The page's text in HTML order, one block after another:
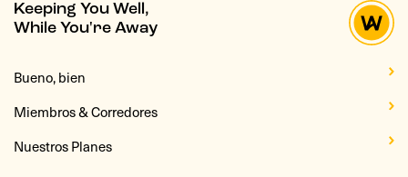
Keeping You Well,
While You're Away
Bueno, bien
Miembros & Corredores
Nuestros Planes